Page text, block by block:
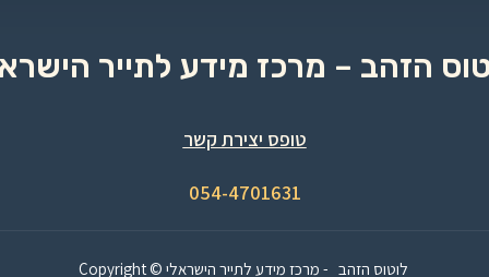
הזהב – מרכז מידע לתייר
טופס יצירת קשר
054-4701631